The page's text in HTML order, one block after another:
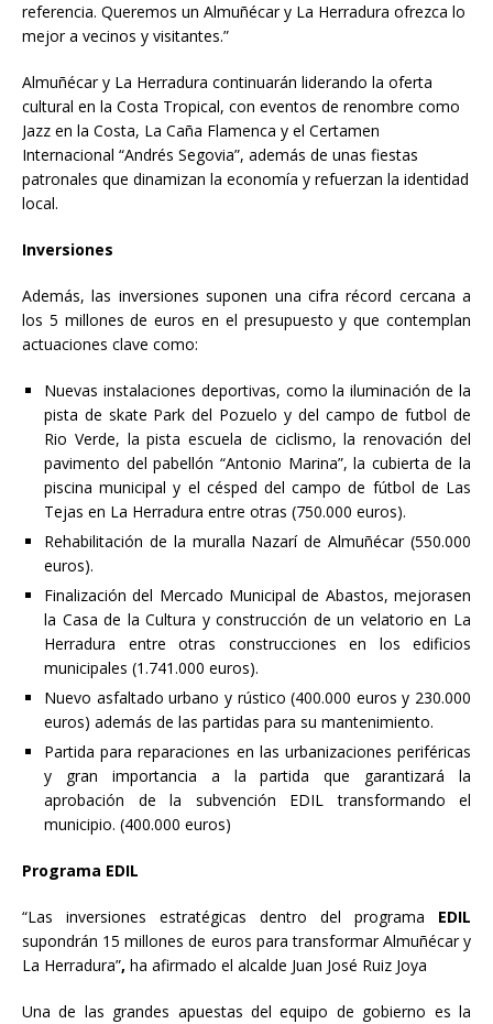
referencia. Queremos un Almuñécar y La Herradura ofrezca lo
mejor a vecinos y visitantes.”
Almuñécar y La Herradura continuarán liderando la oferta
cultural en la Costa Tropical, con eventos de renombre como
Jazz en la Costa, La Caña Flamenca y el Certamen
Internacional “Andrés Segovia”, además de unas fiestas
patronales que dinamizan la economía y refuerzan la identidad
local.
Inversiones
Además, las inversiones suponen una cifra récord cercana a
los 5 millones de euros en el presupuesto y que contemplan
actuaciones clave como:
Nuevas instalaciones deportivas, como la iluminación de la
pista de skate Park del Pozuelo y del campo de futbol de
Rio Verde, la pista escuela de ciclismo, la renovación del
pavimento del pabellón “Antonio Marina”, la cubierta de la
piscina municipal y el césped del campo de fútbol de Las
Tejas en La Herradura entre otras (750.000 euros).
Rehabilitación de la muralla Nazarí de Almuñécar (550.000
euros).
Finalización del Mercado Municipal de Abastos, mejorasen
la Casa de la Cultura y construcción de un velatorio en La
Herradura entre otras construcciones en los edificios
municipales (1.741.000 euros).
Nuevo asfaltado urbano y rústico (400.000 euros y 230.000
euros) además de las partidas para su mantenimiento.
Partida para reparaciones en las urbanizaciones periféricas
y gran importancia a la partida que garantizará la
aprobación de la subvención EDIL transformando el
municipio. (400.000 euros)
Programa EDIL
“Las inversiones estratégicas dentro del programa EDIL
supondrán 15 millones de euros para transformar Almuñécar y
La Herradura”, ha afirmado el alcalde Juan José Ruiz Joya
Una de las grandes apuestas del equipo de gobierno es la